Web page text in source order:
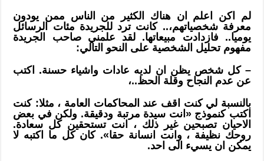
لم اكن اعلم ان هناك الكثير من الناس ممن يودون
معرفة شخصياتهم،.. كانت ترد للجريدة مئات الرسائل
يوميا.. فازدادت مبيعاتها. لقد علمني صاحب الجريدة
مفهوم تحليل الشخصية على النحو التالي:
– كل شخص يظن ان لديه عادات واشياء حسنة. اكتب
عن عدم النجاح وقلة الحظ..،
بالنسبة لي كنت اقف عند المحاكمات العامة ، مثلا: كنت
اكتب كنموذج «انت سيدة مرتبة ودقيقة. ولكن في بعض
الاحيان تصبحين غير ذلك ، انت تستحقين كل سعادة.
روحك نظيفة ، وانت انسانة حقا». كان كل ما اكتبه لا
يمكن ان يسيء الى احد.